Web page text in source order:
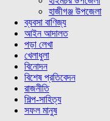
হাজীগঞ্জ উপজেলা
ব্যবসা বাণিজ্য
আইন আদালত
পড়া লেখা
খেলাধুলা
বিনোদন
বিশেষ প্রতিবেদন
রাজনীতি
শিল্প-সাহিত্য
সফল মানুষ